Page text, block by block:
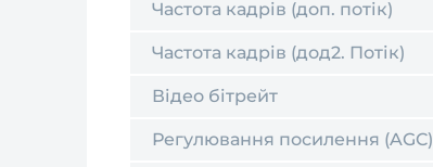
Частота кадрів (доп. потік)
Частота кадрів (дод2. Потік)
Відео бітрейт
Регулювання посилення (AGC)